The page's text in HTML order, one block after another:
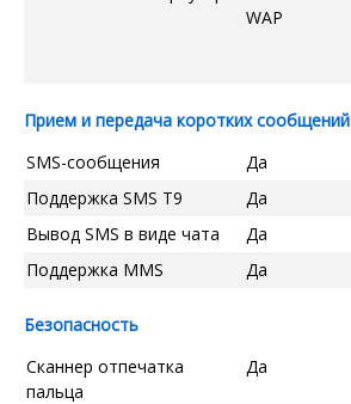
WAP
Прием и передача коротких сообщений
SMS-сообщения
Да
Поддержка SMS T9
Да
Вывод SMS в виде чата
Да
Поддержка MMS
Да
Безопасность
Сканнер отпечатка
пальца
Да